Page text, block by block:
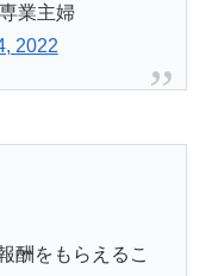
業主婦
2022
酬をもらえるこ